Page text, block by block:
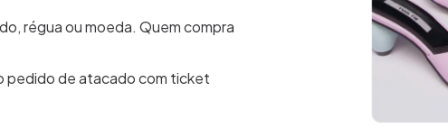
régua ou moeda. Quem compra
pedido de atacado com ticket